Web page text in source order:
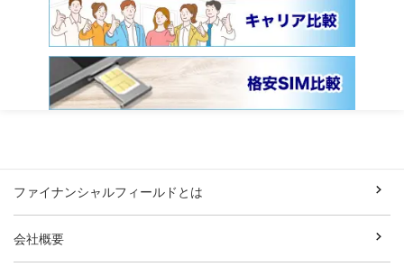
ファイナンシャルフィールドとは
会社概要